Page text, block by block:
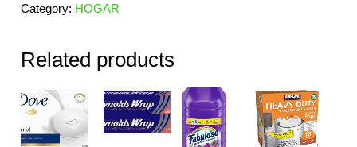
Scott,
capa,
hojas,
36
Category: HOGAR
Related products